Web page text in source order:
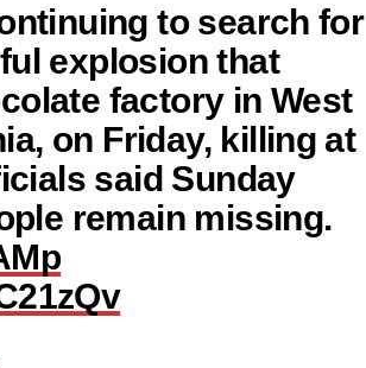
to search for
explosion that
factory in West
on Friday, killing at
said Sunday
remain missing.